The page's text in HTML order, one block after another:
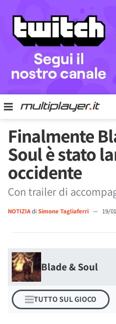
Finalmente
Soul è stato
occidente
Con trailer di
NOTIZIAdi Simone Tagliaferri — 19/
Blade & Soul
TUTTO SUL GIOCO